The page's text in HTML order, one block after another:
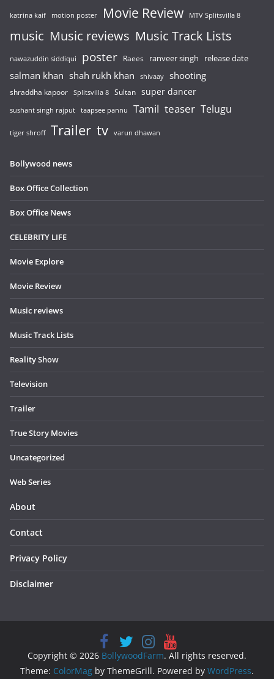
katrina kaif motion poster Movie Review MTV Splitsvilla 8
music Music reviews Music Track Lists
nawazuddin siddiqui poster Raees ranveer singh release date
salman khan shah rukh khan shivaay shooting
shraddha kapoor Splitsvilla 8 Sultan super dancer
sushant singh rajput taapsee pannu Tamil teaser Telugu
tiger shroff Trailer tv varun dhawan
Bollywood news
Box Office Collection
Box Office News
CELEBRITY LIFE
Movie Explore
Movie Review
Music reviews
Music Track Lists
Reality Show
Television
Trailer
True Story Movies
Uncategorized
Web Series
About
Contact
Privacy Policy
Disclaimer
Copyright © 2026 BollywoodFarm. All rights reserved.
Theme: ColorMag by ThemeGrill. Powered by WordPress.